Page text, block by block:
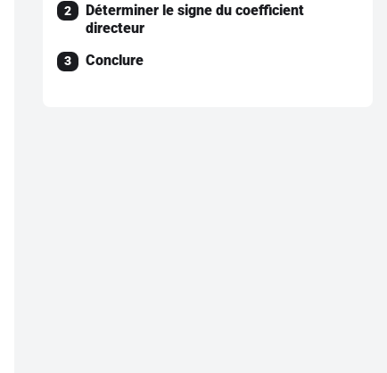
2
Déterminer le signe du coefficient
directeur
3 Conclure